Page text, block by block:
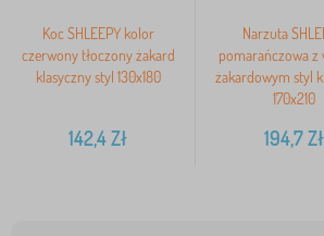
Koc SHLEEPY kolor
czerwony tłoczony żakard
klasyczny styl 130x180
142,4Zł
Narzuta
pomarańczowa z
żakardowym styl
170x210
194,7Zł